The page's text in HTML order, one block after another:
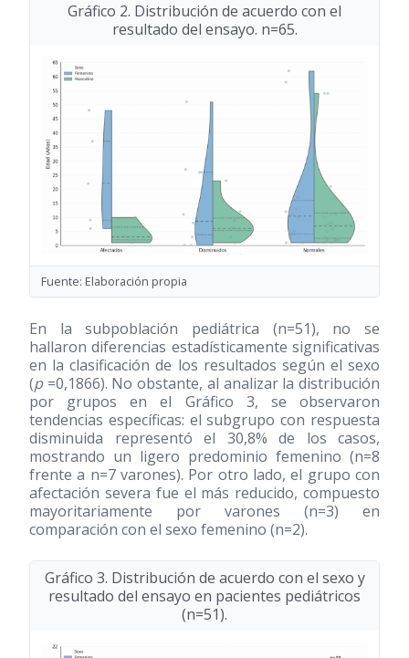
Gráfico 2. Distribución de acuerdo con el
resultado del ensayo. n=65.
Fuente: Elaboración propia
En la subpoblación pediátrica (n=51), no se
hallaron diferencias estadísticamente significativas
en la clasificación de los resultados según el sexo
(p=0,1866). No obstante, al analizar la distribución
por grupos en el Gráfico 3, se observaron
tendencias específicas: el subgrupo con respuesta
disminuida representó el 30,8% de los casos,
mostrando un ligero predominio femenino (n=8
frente a n=7 varones). Por otro lado, el grupo con
afectación severa fue el más reducido, compuesto
mayoritariamente por varones (n=3) en
comparación con el sexo femenino (n=2).
Gráfico 3. Distribución de acuerdo con el sexo y
resultado del ensayo en pacientes pediátricos
(n=51).